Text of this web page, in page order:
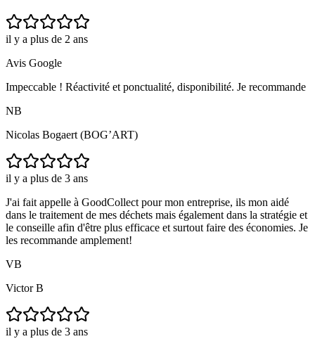
il y a plus de 2 ans
Avis Google
Impeccable ! Réactivité et ponctualité, disponibilité. Je recommande
NB
Nicolas Bogaert (BOG’ART)
il y a plus de 3 ans
J'ai fait appelle à GoodCollect pour mon entreprise, ils mon aidé
dans le traitement de mes déchets mais également dans la stratégie et
le conseille afin d'être plus efficace et surtout faire des économies. Je
les recommande amplement!
VB
Victor B
il y a plus de 3 ans